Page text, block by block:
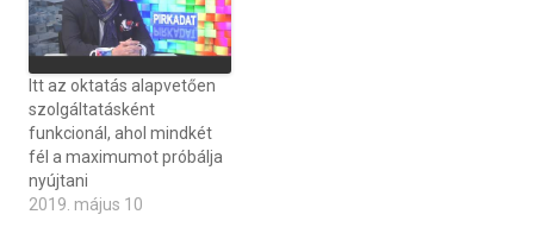
Itt az oktatás alapvetően
szolgáltatásként
funkcionál, ahol mindkét
fél a maximumot próbálja
nyújtani
2019. május 10